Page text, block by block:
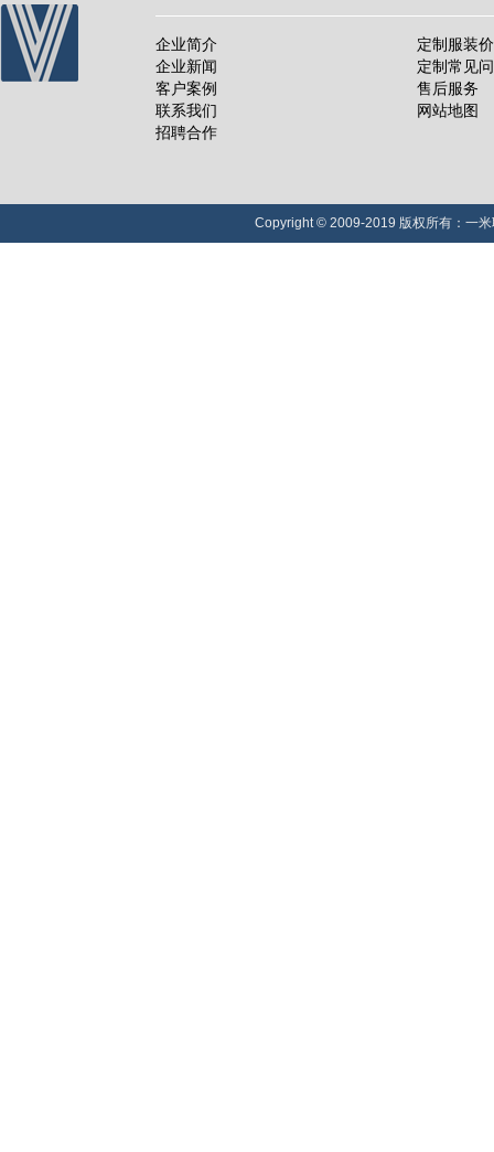
企业简介
企业新闻
客户案例
联系我们
招聘合作
定制服装
定制常见
售后服务
网站地图
Copyright © 2009-2019 版权所有：一